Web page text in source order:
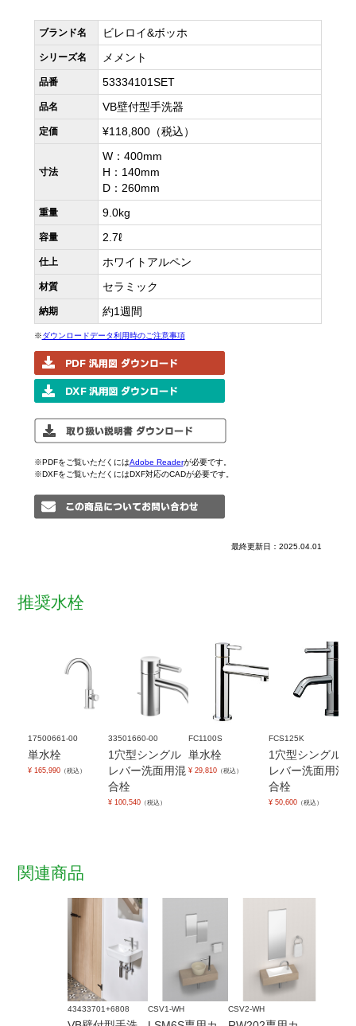
ブランド名 ビレロイ&ボッホ
シリーズ名 メメント
品番 53334101SET
品名 VB壁付型手洗器
定価 ¥118,800（税込）
寸法
W：400mm
H：140mm
D：260mm
重量 9.0kg
容量 2.7ℓ
仕上 ホワイトアルペン
材質 セラミック
納期 約1週間
※ダウンロードデータ利用時のご注意事項
※PDFをご覧いただくにはAdobe Readerが必要です。
※DXFをご覧いただくにはDXF対応のCADが必要です。
最終更新日：2025.04.01
推奨水栓
17500661-00
単水栓
¥ 165,990 （税込）
33501660-00
1穴型シングル
レバー洗面用混
合栓
¥ 100,540 （税込）
FC1100S
単水栓
¥ 29,810 （税込）
FCS125K
1穴型シングル
レバー洗面用混
合栓
¥ 50,600 （税込）
関連商品
43433701+6808 CSV1-WH CSV2-WH